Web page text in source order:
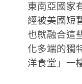
東南亞國家
經被美國短
也就融合這
化多端的獨
洋食堂」一